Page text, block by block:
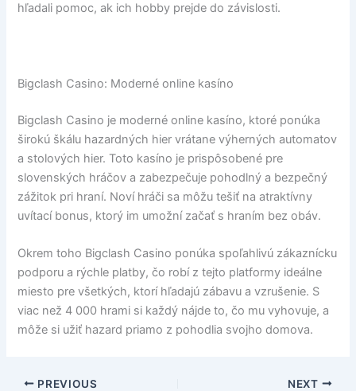
hľadali pomoc, ak ich hobby prejde do závislosti.
Bigclash Casino: Moderné online kasíno
Bigclash Casino je moderné online kasíno, ktoré ponúka
širokú škálu hazardných hier vrátane výherných automatov
a stolových hier. Toto kasíno je prispôsobené pre
slovenských hráčov a zabezpečuje pohodlný a bezpečný
zážitok pri hraní. Noví hráči sa môžu tešiť na atraktívny
uvítací bonus, ktorý im umožní začať s hraním bez obáv.
Okrem toho Bigclash Casino ponúka spoľahlivú zákaznícku
podporu a rýchle platby, čo robí z tejto platformy ideálne
miesto pre všetkých, ktorí hľadajú zábavu a vzrušenie. S
viac než 4 000 hrami si každý nájde to, čo mu vyhovuje, a
môže si užiť hazard priamo z pohodlia svojho domova.
PREVIOUS NEXT